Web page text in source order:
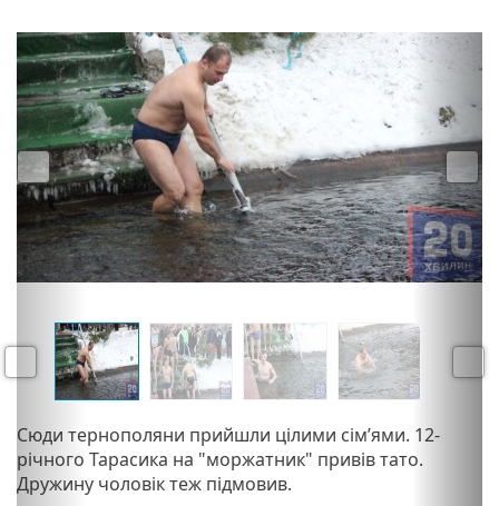
v
i
o
u
s
t
P
r
v
i
o
u
N
e
P
r
e
Сюди тернополяни прийшли цілими сімʼями. 12-
річного Тарасика на "моржатник" привів тато.
Дружину чоловік теж підмовив.